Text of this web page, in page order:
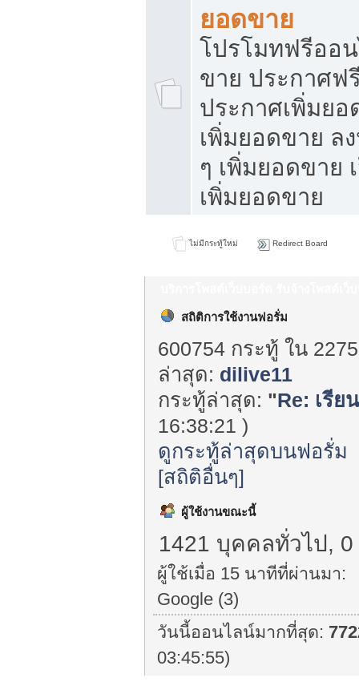
ยอดขาย
โปรโมทฟรีออ
ขาย ประกาศฟ
ประกาศเพิ่มย
เพิ่มยอดขาย ล
ๆ เพิ่มยอดขาย
เพิ่มยอดขาย
ไม่มีกระทู้ใหม่ Redirect Board
สถิติการใช้งานฟอรั่ม
600754 กระทู้ ใน
ล่าสุด: dilive11
กระทู้ล่าสุด: "Re: เรีย
16:38:21 )
ดูกระทู้ล่าสุดบนฟอรั่ม
[สถิติอื่นๆ]
ผู้ใช้งานขณะนี้
1421 บุคคลทั่วไป,
ผู้ใช้เมื่อ 15 นาทีที่ผ่านมา:
Google (3)
วันนี้ออนไลน์มากที่สุด:
03:45:55)